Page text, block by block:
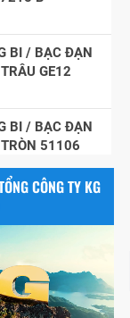
BI / BẠC ĐẠN
GE12
BI / BẠC ĐẠN
51106
BI / BẠC ĐẠN
CÀ NA 24134
bi / Bạc đạn
698
CÔNG TY KG